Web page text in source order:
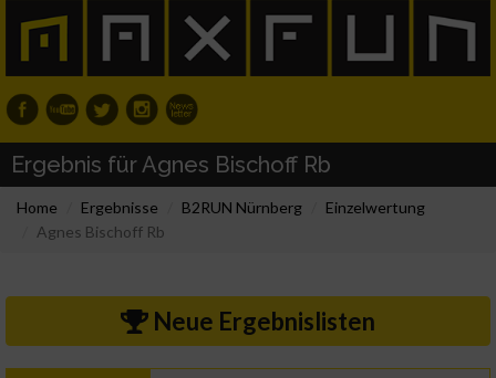
Ergebnis für Agnes Bischoff Rb
Home Ergebnisse B2RUN Nürnberg
Einzelwertung
Agnes Bischoff Rb
Neue Ergebnislisten